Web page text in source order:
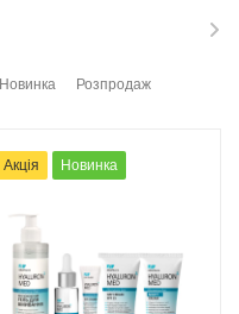
Новинка Розпродаж
Акція Новинка